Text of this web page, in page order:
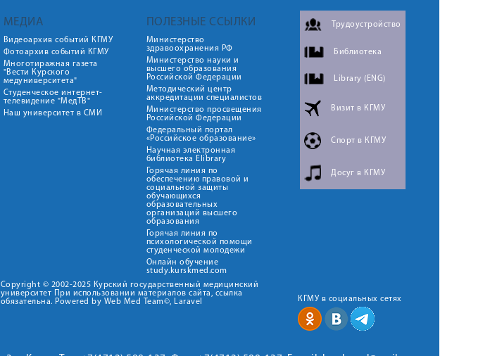
МЕДИА
Видеоархив событий КГМУ
Фотоархив событий КГМУ
Многотиражная газета
"Вести Курского
медуниверситета"
Студенческое интернет-
телевидение "МедТВ"
Наш университет в СМИ
ПОЛЕЗНЫЕ ССЫЛКИ
Министерство
здравоохранения РФ
Министерство науки и
высшего образования
Российской Федерации
Методический центр
аккредитации специалистов
Министерство просвещения
Российской Федерации
Федеральный портал
«Российское образование»
Научная электронная
библиотека Elibrary
Горячая линия по
обеспечению правовой и
социальной защиты
обучающихся
образовательных
организаций высшего
образования
Горячая линия по
психологической помощи
студенческой молодежи
Онлайн обучение
study.kurskmed.com
Трудоустройство
Библиотека
Library (ENG)
Визит в КГМУ
Спорт в КГМУ
Досуг в КГМУ
Copyright © 2002-2025 Курский государственный медицинский
университет При использовании материалов сайта, ссылка
обязательна. Powered by Web Med Team©, Laravel
КГМУ в социальных сетях